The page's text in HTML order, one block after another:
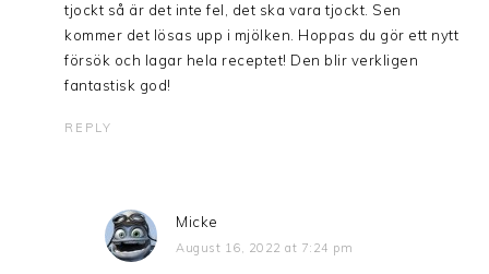
tjockt så är det inte fel, det ska vara tjockt. Sen
kommer det lösas upp i mjölken. Hoppas du gör ett nytt
försök och lagar hela receptet! Den blir verkligen
fantastisk god!
REPLY
Micke
August 16, 2022 at 7:24 pm